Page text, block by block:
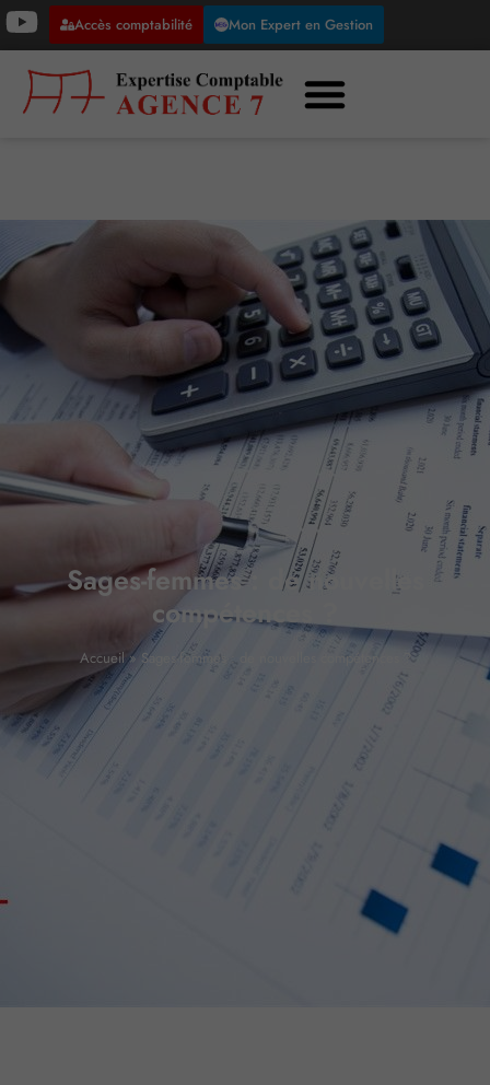
Accès comptabilité Mon Expert en Gestion
Sages-femmes : de nouvelles
compétences ?
Accueil» Sages-femmes : de nouvelles compétences ?